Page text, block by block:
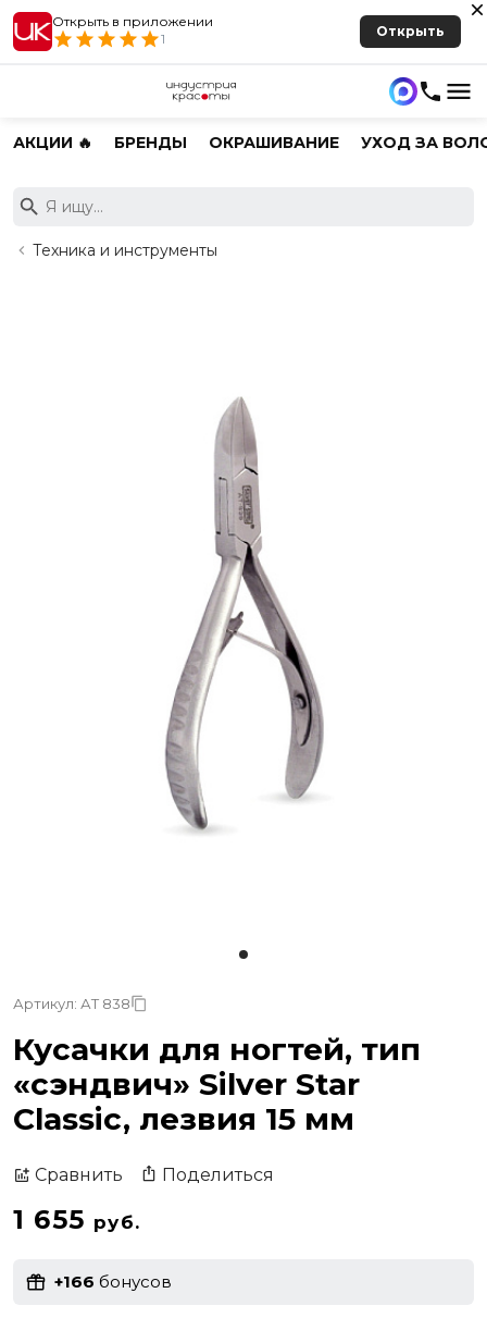
Открыть в приложении
1
Открыть
АКЦИИ 🔥 БРЕНДЫ ОКРАШИВАНИЕ УХОД ЗА
Техника и инструменты
Артикул: АТ 838
Кусачки для ногтей, тип
«сэндвич» Silver Star
Classic, лезвия 15 мм
Сравнить Поделиться
1 655 руб.
+166 бонусов